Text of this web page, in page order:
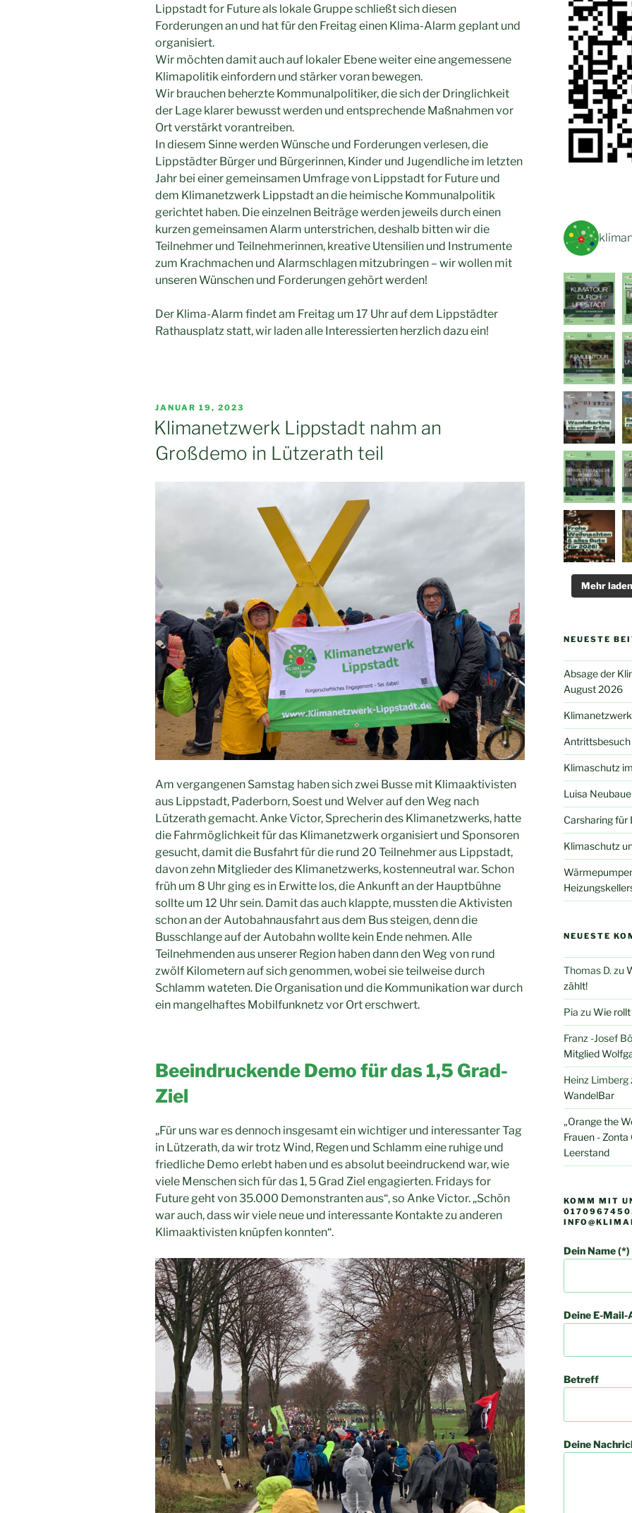
Lippstadt for Future als lokale Gruppe schließt sich diesen
Forderungen an und hat für den Freitag einen Klima-Alarm geplant und
organisiert.
Wir möchten damit auch auf lokaler Ebene weiter eine angemessene
Klimapolitik einfordern und stärker voran bewegen.
Wir brauchen beherzte Kommunalpolitiker, die sich der Dringlichkeit
der Lage klarer bewusst werden und entsprechende Maßnahmen vor
Ort verstärkt vorantreiben.
In diesem Sinne werden Wünsche und Forderungen verlesen, die
Lippstädter Bürger und Bürgerinnen, Kinder und Jugendliche im letzten
Jahr bei einer gemeinsamen Umfrage von Lippstadt for Future und
dem Klimanetzwerk Lippstadt an die heimische Kommunalpolitik
gerichtet haben. Die einzelnen Beiträge werden jeweils durch einen
kurzen gemeinsamen Alarm unterstrichen, deshalb bitten wir die
Teilnehmer und Teilnehmerinnen, kreative Utensilien und Instrumente
zum Krachmachen und Alarmschlagen mitzubringen – wir wollen mit
unseren Wünschen und Forderungen gehört werden!
Der Klima-Alarm findet am Freitag um 17 Uhr auf dem Lippstädter
Rathausplatz statt, wir laden alle Interessierten herzlich dazu ein!
VERÖFFENTLICHT
AM
JANUAR 19, 2023
Klimanetzwerk Lippstadt nahm an
Großdemo in Lützerath teil
Am vergangenen Samstag haben sich zwei Busse mit Klimaaktivisten
aus Lippstadt, Paderborn, Soest und Welver auf den Weg nach
Lützerath gemacht. Anke Victor, Sprecherin des Klimanetzwerks, hatte
die Fahrmöglichkeit für das Klimanetzwerk organisiert und Sponsoren
gesucht, damit die Busfahrt für die rund 20 Teilnehmer aus Lippstadt,
davon zehn Mitglieder des Klimanetzwerks, kostenneutral war. Schon
früh um 8 Uhr ging es in Erwitte los, die Ankunft an der Hauptbühne
sollte um 12 Uhr sein. Damit das auch klappte, mussten die Aktivisten
schon an der Autobahnausfahrt aus dem Bus steigen, denn die
Busschlange auf der Autobahn wollte kein Ende nehmen. Alle
Teilnehmenden aus unserer Region haben dann den Weg von rund
zwölf Kilometern auf sich genommen, wobei sie teilweise durch
Schlamm wateten. Die Organisation und die Kommunikation war durch
ein mangelhaftes Mobilfunknetz vor Ort erschwert.
Beeindruckende Demo für das 1,5 Grad-
Ziel
„Für uns war es dennoch insgesamt ein wichtiger und interessanter Tag
in Lützerath, da wir trotz Wind, Regen und Schlamm eine ruhige und
friedliche Demo erlebt haben und es absolut beeindruckend war, wie
viele Menschen sich für das 1, 5 Grad Ziel engagierten. Fridays for
Future geht von 35.000 Demonstranten aus“, so Anke Victor. „Schön
war auch, dass wir viele neue und interessante Kontakte zu anderen
Klimaaktivisten knüpfen konnten“.
Mehr
NEUESTE
Absage der
August 2026
Klimaschutz
Luisa
Carsharing für
Klimaschutz
NEUESTE
Thomas D. zu
zählt!
Pia zu Wie
Franz -Josef
Mitglied
Heinz Limberg
WandelBar
„Orange the
Frauen -
Leerstand
KOMM MIT
Dein Name (*)
Deine E-Mail-
Betreff
Deine